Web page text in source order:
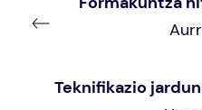
Teknifikazio